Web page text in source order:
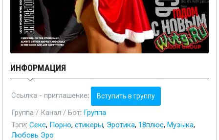
ИНФОРМАЦИЯ
Ссылка - приглашение: Вступить в группу
Группа / Канал / Бот: Группа
Тэги: Секс, Порно, стикеры, Эротика, 18плюс, Музыка,
Любовь Эро